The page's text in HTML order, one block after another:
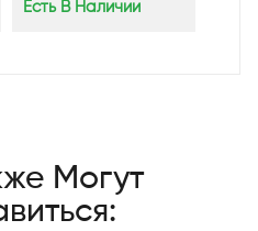
Есть В Наличии
Могут